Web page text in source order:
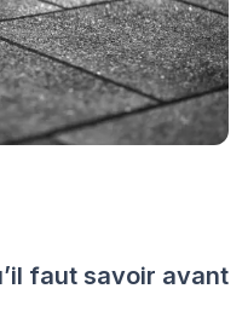
faut savoir avant